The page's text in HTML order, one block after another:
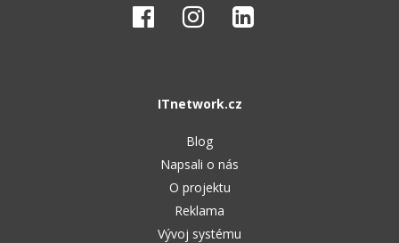
ITnetwork.cz
Blog
Napsali o nás
O projektu
Reklama
Vývoj systému